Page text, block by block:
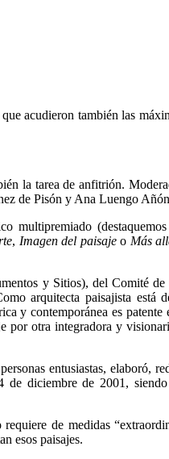
acudieron también las
la tarea de anfitrión.
de Pisón y Ana Luengo
multipremiado
, Imagen del paisajeo Más
y Sitios), del Comité
arquitecta paisajista está
y contemporánea es
otra integradora y
entusiastas, elaboró,
diciembre de 2001,
de medidas
esos paisajes.